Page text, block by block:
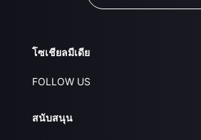
โซเชียลมีเดีย
FOLLOW US
สนับสนุน